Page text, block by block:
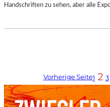
Handschriften zu sehen, aber alle
Vorherige Seite1 2 3